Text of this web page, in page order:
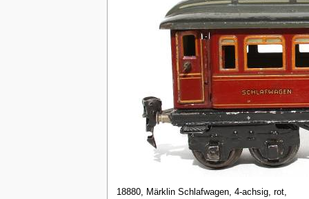
18880, Märklin Schlafwagen, 4-achsig, rot,